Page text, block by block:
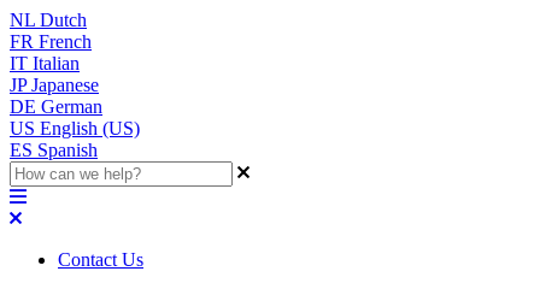
NL Dutch
FR French
IT Italian
JP Japanese
DE German
US English (US)
ES Spanish
Contact Us